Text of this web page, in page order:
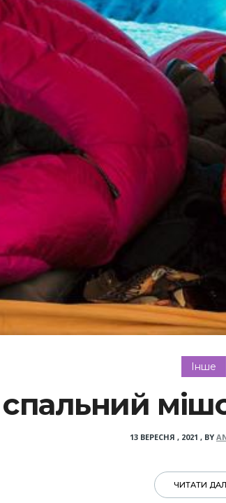
Інше
13 ВЕРЕСНЯ , 2021 , BY
ЧИТАТИ